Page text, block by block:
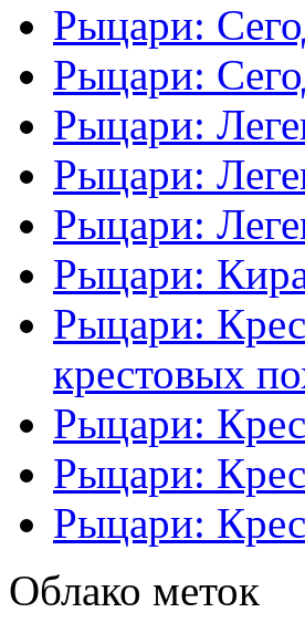
Рыцари:
Рыцари:
Рыцари:
Рыцари:
Рыцари:
Рыцари:
Рыцари:
крестовых
Рыцари:
Рыцари:
Рыцари:
Облако меток